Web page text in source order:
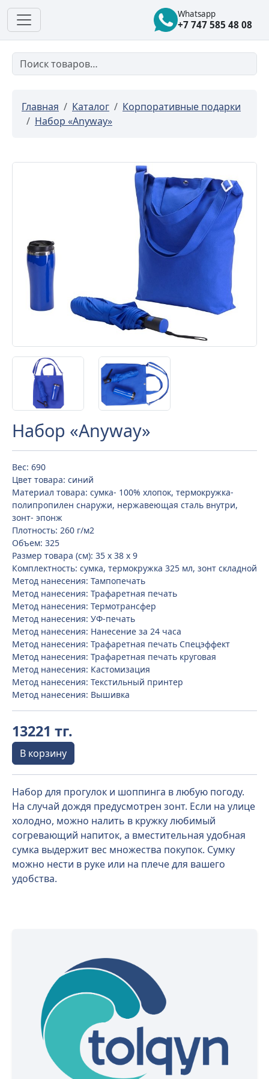
Whatsapp
+7 747 585 48 08
Главная Каталог
Корпоративные подарки
Набор «Anyway»
Набор «Anyway»
Вес: 690
Цвет товара: синий
Материал товара: сумка- 100% хлопок, термокружка-
полипропилен снаружи, нержавеющая сталь внутри,
зонт- эпонж
Плотность: 260 г/м2
Объем: 325
Размер товара (см): 35 x 38 x 9
Комплектность: сумка, термокружка 325 мл, зонт складной
Метод нанесения: Тампопечать
Метод нанесения: Трафаретная печать
Метод нанесения: Термотрансфер
Метод нанесения: УФ-печать
Метод нанесения: Нанесение за 24 часа
Метод нанесения: Трафаретная печать Спецэффект
Метод нанесения: Трафаретная печать круговая
Метод нанесения: Кастомизация
Метод нанесения: Текстильный принтер
Метод нанесения: Вышивка
13221 тг.
В корзину
Набор для прогулок и шоппинга в любую погоду.
На случай дождя предусмотрен зонт. Если на улице
холодно, можно налить в кружку любимый
согревающий напиток, а вместительная удобная
сумка выдержит вес множества покупок. Сумку
можно нести в руке или на плече для вашего
удобства.